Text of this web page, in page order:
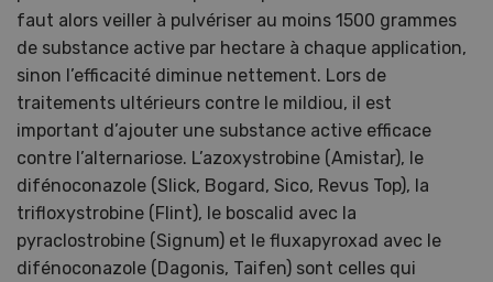
faut alors veiller à pulvériser au moins 1500 grammes
de substance active par hectare à chaque application,
sinon l’efficacité diminue nettement. Lors de
traitements ultérieurs contre le mildiou, il est
important d’ajouter une substance active efficace
contre l’alternariose. L’azoxystrobine (Amistar), le
difénoconazole (Slick, Bogard, Sico, Revus Top), la
trifloxystrobine (Flint), le boscalid avec la
pyraclostrobine (Signum) et le fluxapyroxad avec le
difénoconazole (Dagonis, Taifen) sont celles qui